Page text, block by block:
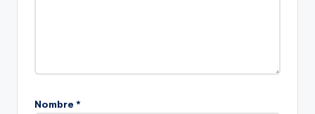
Nombre *